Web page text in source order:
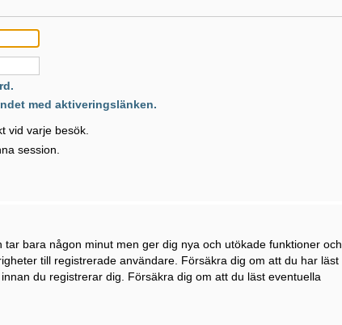
med aktiveringslänken.
vid varje besök.
session.
bara någon minut men ger dig nya och utökade funktioner och
till registrerade användare. Försäkra dig om att du har läst
du registrerar dig. Försäkra dig om att du läst eventuella